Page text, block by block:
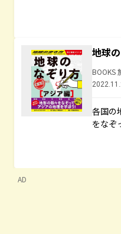
地球
BOOKS
各国の
をなぞ
AD